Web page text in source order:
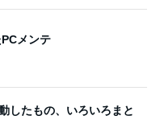
メンテ
したもの、いろいろまと